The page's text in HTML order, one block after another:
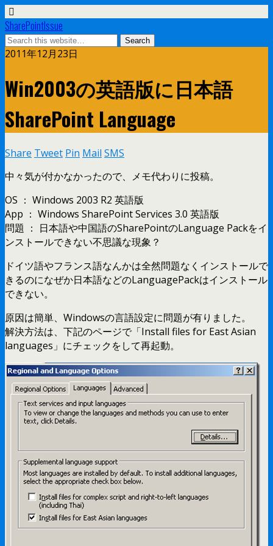
SharePointIssue
2011年12月23日
Win2003の英語版に日本語
SharePoint Language
Share Tweet Pin Mail SMS
中々気が付かなかったので、メモ代わりに投稿。
OS ： Windows 2003 R2 英語版
App ： Windows SharePoint Services 3.0 英語版
問題 ： 日本語や中国語のSharePointのLanguage Packをイ
ンストールできない不思議な現象？
ドイツ語やフランス語なんかは全然問題なくインストールで
きるのになぜか日本語などのLanguagePackはインストール
できない。
原因は簡単、Windowsの言語設定に問題が有りました。
解決方法は、下記のページで「Install files for East Asian
languages」にチェックをして再起動。